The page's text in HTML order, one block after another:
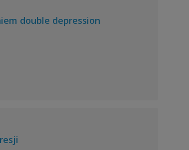
double depression